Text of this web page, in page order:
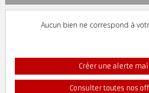
Aucun bien ne correspond à
Créer une alerte mail
Consulter toutes nos